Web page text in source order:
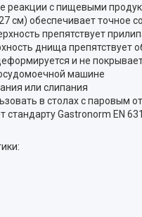
реакции с пищевыми
см) обеспечивает точное
препятствует
днища препятствует
и не
машине
или слипания
в столах с паровым
стандарту Gastronorm EN